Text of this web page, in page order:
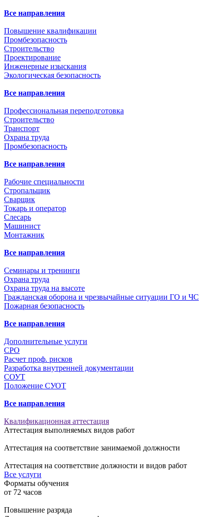
Все направления
Повышение квалификации
Промбезопасность
Строительство
Проектирование
Инженерные изыскания
Экологическая безопасность
Все направления
Профессиональная переподготовка
Строительство
Транспорт
Охрана труда
Промбезопасность
Все направления
Рабочие специальности
Стропальщик
Сварщик
Токарь и оператор
Слесарь
Машинист
Монтажник
Все направления
Семинары и тренинги
Охрана труда
Охрана труда на высоте
Гражданская оборона и чрезвычайные ситуации ГО и ЧС
Пожарная безопасность
Все направления
Дополнительные услуги
СРО
Расчет проф. рисков
Разработка внутренней документации
СОУТ
Положение СУОТ
Все направления
Квалификационная аттестация
Аттестация выполняемых видов работ
Аттестация на соответствие занимаемой должности
Аттестация на соответствие должности и видов работ
Все услуги
Форматы обучения
от 72 часов
Повышение разряда